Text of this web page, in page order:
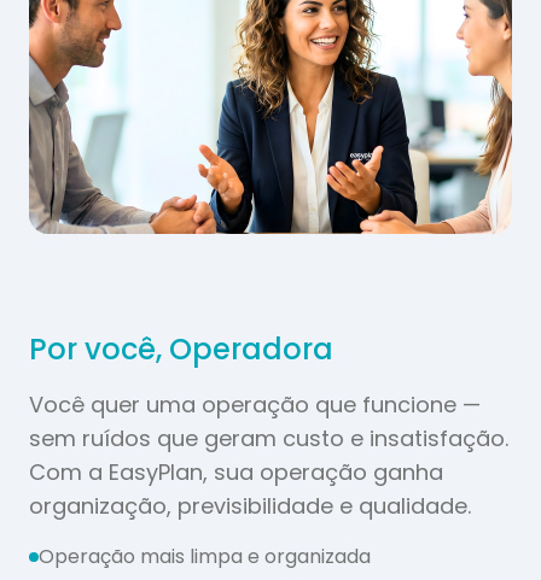
Por você, Operadora
Você quer uma operação que funcione —
sem ruídos que geram custo e insatisfação.
Com a EasyPlan, sua operação ganha
organização, previsibilidade e qualidade.
Operação mais limpa e organizada